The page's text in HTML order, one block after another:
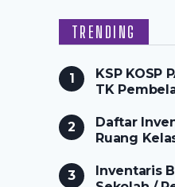
TRENDING
KSP KOSP
TK
Daftar
Ruang
Inventaris